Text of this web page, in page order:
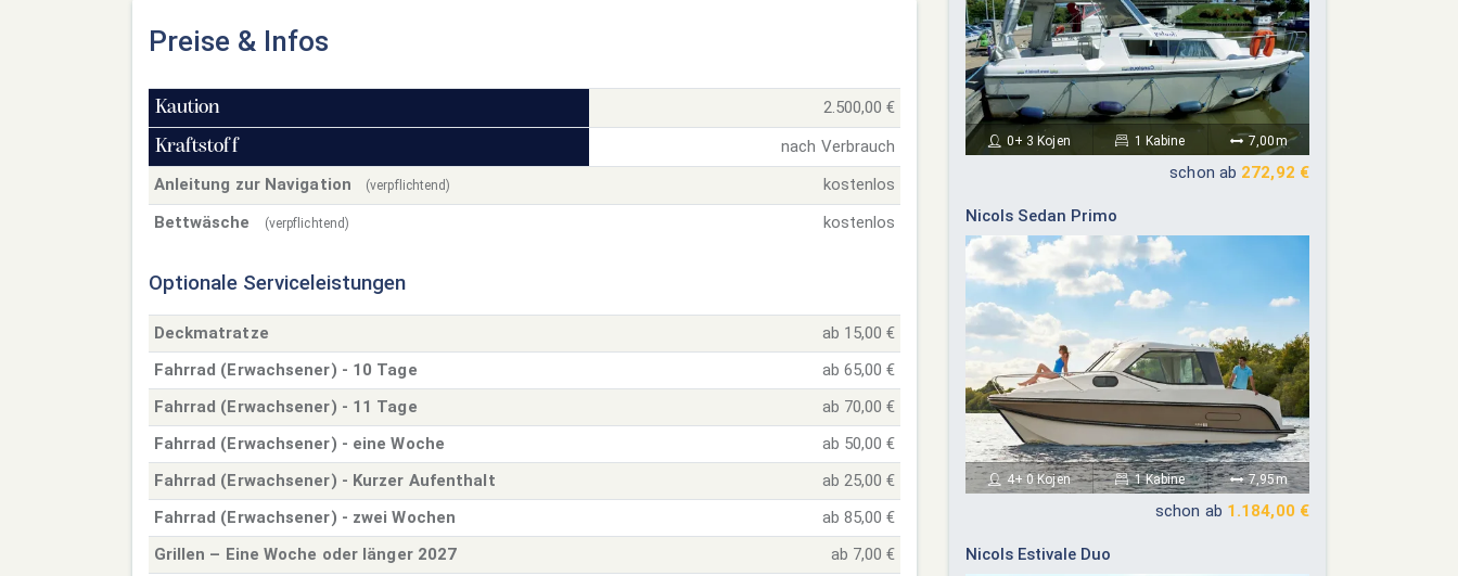
Preise & Infos
Kaution 2.500,00 €
Kraftstoff
nach Verbrauch
Anleitung zur Navigation
(verpflichtend)
kostenlos
Bettwäsche
(verpflichtend) kostenlos
Optionale Serviceleistungen
Deckmatratze
ab 15,00 €
Fahrrad (Erwachsener) - 10 Tage
ab 65,00 €
Fahrrad (Erwachsener) - 11 Tage
ab 70,00 €
Fahrrad (Erwachsener) - eine Woche
ab 50,00 €
Fahrrad (Erwachsener) - Kurzer Aufenthalt
ab 25,00 €
Fahrrad (Erwachsener) - zwei Wochen
ab 85,00 €
Grillen – Eine Woche oder länger 2027
ab 7,00 €
0+ 3 Kojen 1 Kabine 7,00m
schon ab 272,92 €
Nicols Sedan Primo
4+ 0 Kojen 1 Kabine 7,95m
schon ab 1.184,00 €
Nicols Estivale Duo